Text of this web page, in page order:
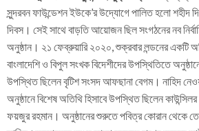
সুন্দরবন ফাউন্ডেশন ইউকে’র উদ্যোগে পালিত হলো শহীদ
দিবস। সেই সাথে বাড়তি আয়োজন ছিল সংগঠনের নব
অনুষ্ঠান। ২১ ফেব্রুয়ারি ২০২০, শুক্রবার লন্ডনের একটি
বাংলাদেশি ও বিপুল সংখক বিদেশীদের উপস্থিতিতে
উপস্থিত ছিলেন বৃটিশ সংসদ আফছানা বেগম। নাহিদ
অনুষ্ঠানে বিশেষ অতিথি হিসাবে উপস্থিত ছিলেন
ফয়জুর রহমান। অনুষ্ঠানের শুরুতে পবিত্র কোরান থেকে